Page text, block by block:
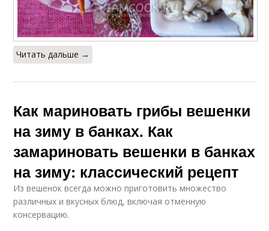
Читать дальше →
Как мариновать грибы вешенки
на зиму в банках. Как
замариновать вешенки в банках
на зиму: классический рецепт
Из вешенок всегда можно приготовить множество
различных и вкусных блюд, включая отменную
консервацию.